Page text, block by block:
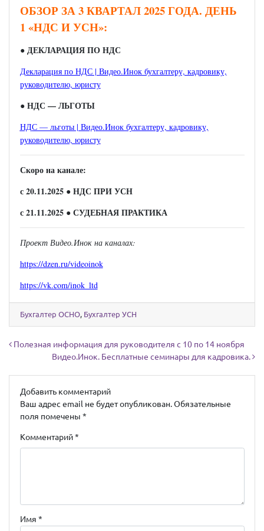
ОБЗОР ЗА 3 КВАРТАЛ 2025 ГОДА. ДЕНЬ
1 «НДС И УСН»:
● ДЕКЛАРАЦИЯ ПО НДС
Декларация по НДС | Видео.Инок бухгалтеру, кадровику,
руководителю, юристу
● НДС — ЛЬГОТЫ
НДС — льготы | Видео.Инок бухгалтеру, кадровику,
руководителю, юристу
Скоро на канале:
с 20.11.2025 ● НДС ПРИ УСН
с 21.11.2025 ● СУДЕБНАЯ ПРАКТИКА
Проект Видео.Инок на каналах:
https://dzen.ru/videoinok
https://vk.com/inok_ltd
Бухгалтер ОСНО, Бухгалтер УСН
Навигация по записям
Полезная информация для руководителя с 10 по 14 ноября
Видео.Инок. Бесплатные семинары для кадровика.
Добавить комментарий
Ваш адрес email не будет опубликован. Обязательные
поля помечены *
Комментарий*
Имя *